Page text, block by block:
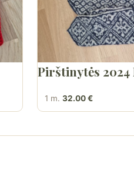
Pirštinytės 2024
1 m. 32.00 €